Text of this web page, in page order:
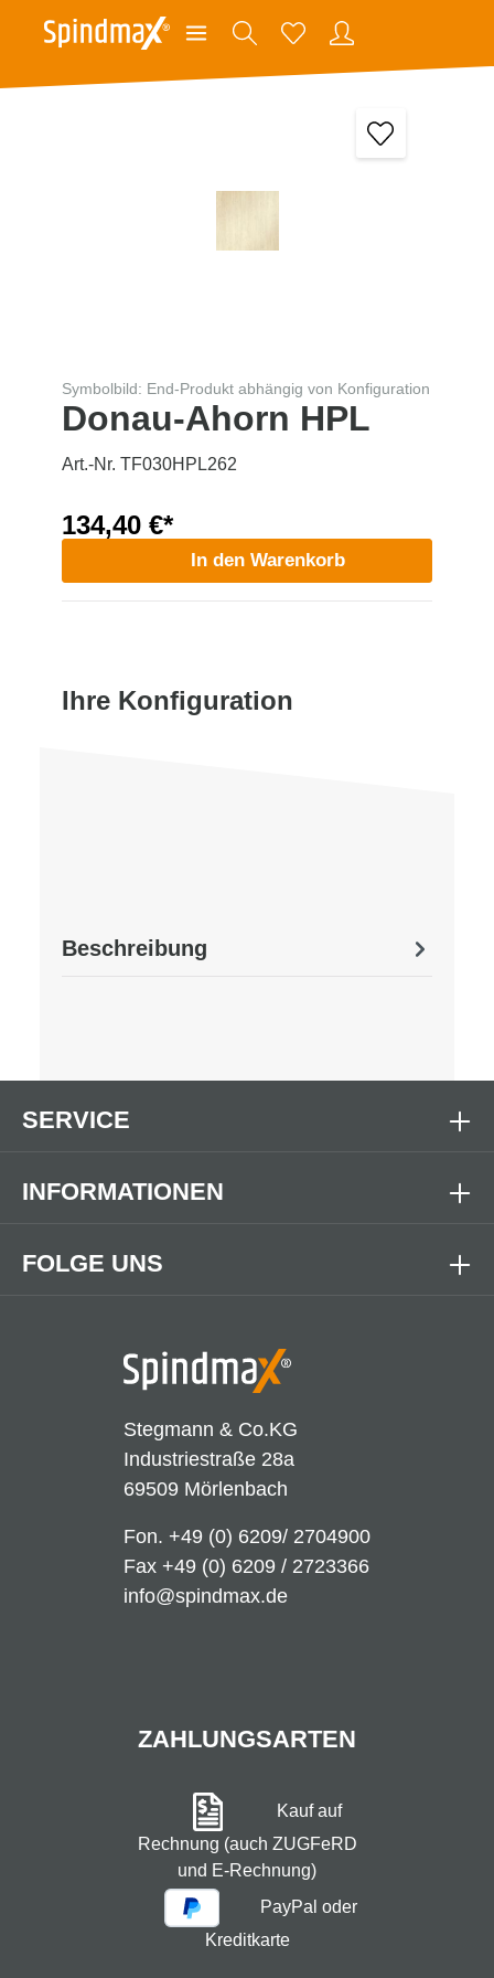
Symbolbild: End-Produkt abhängig von Konfiguration
Donau-Ahorn HPL
Art.-Nr. TF030HPL262
134,40 €*
In den Warenkorb
Ihre Konfiguration
Beschreibung
Stegmann & Co.KG
Industriestraße 28a
69509 Mörlenbach
Fon. +49 (0) 6209/ 2704900
Fax +49 (0) 6209 / 2723366
info@spindmax.de
FOLGE UNS
SERVICE
INFORMATIONEN
ZAHLUNGSARTEN
Kauf auf
Rechnung (auch ZUGFeRD
und E-Rechnung)
PayPal oder
Kreditkarte